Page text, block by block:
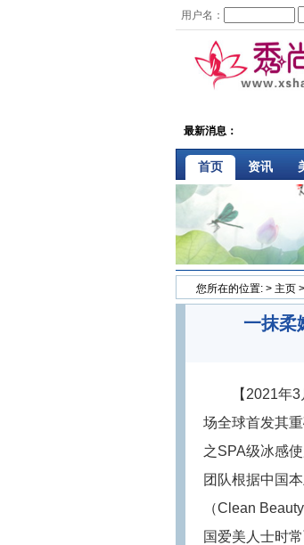
用户名：
最新消息：
首页 资讯
您所在的位置: > 主页 >
一抹柔
【2021年
场全球首发其
之SPA级冰感
团队根据中国
（Clean
国爱美人士时